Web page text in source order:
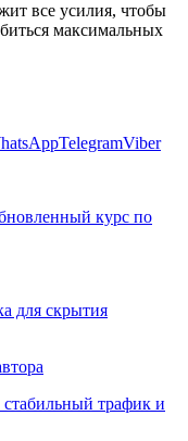
все усилия, чтобы
максимальных
TelegramViber
курс по
для скрытия
стабильный трафик и